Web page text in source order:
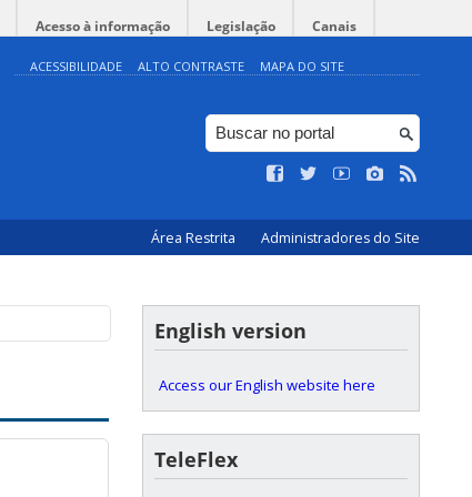
Acesso à informação Legislação Canais
ACESSIBILIDADE ALTO CONTRASTE MAPA DO SITE
Área Restrita Administradores do Site
English version
Access our English website here
TeleFlex